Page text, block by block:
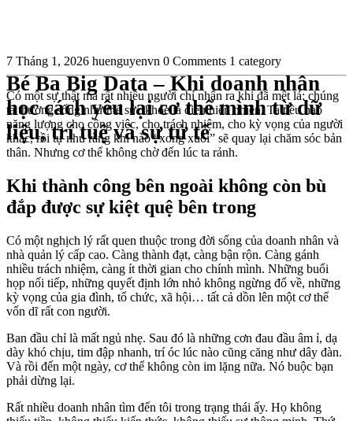
Bé Ba Big Data – Khi doanh nhân
học cách yêu lại cơ thể mình từ dữ
liệu, trí tuệ và sự tử tế
7 Tháng 1, 2026 huenguyenvn 0 Comments 1 category
Có một sự thật mà rất nhiều người chỉ nhận ra khi đã mệt lả: chúng
ta thường sống như thể sức khỏe là điều hiển nhiên. Ta tiêu hao
năng lượng cho công việc, cho trách nhiệm, cho kỳ vọng của người
khác, rồi tự nhủ rằng khi nào “xong xuôi” sẽ quay lại chăm sóc bản
thân. Nhưng cơ thể không chờ đến lúc ta rảnh.
Khi thành công bên ngoài không còn bù
đắp được sự kiệt quệ bên trong
Có một nghịch lý rất quen thuộc trong đời sống của doanh nhân và
nhà quản lý cấp cao. Càng thành đạt, càng bận rộn. Càng gánh
nhiều trách nhiệm, càng ít thời gian cho chính mình. Những buổi
họp nối tiếp, những quyết định lớn nhỏ không ngừng đổ về, những
kỳ vọng của gia đình, tổ chức, xã hội… tất cả dồn lên một cơ thể
vốn dĩ rất con người.
Ban đầu chỉ là mất ngủ nhẹ. Sau đó là những cơn đau đầu âm ỉ, dạ
dày khó chịu, tim đập nhanh, trí óc lúc nào cũng căng như dây đàn.
Và rồi đến một ngày, cơ thể không còn im lặng nữa. Nó buộc bạn
phải dừng lại.
Rất nhiều doanh nhân tìm đến tôi trong trạng thái ấy. Họ không